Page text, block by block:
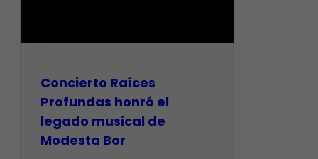
​Concierto Raíces
Profundas honró el
legado musical de
Modesta Bor